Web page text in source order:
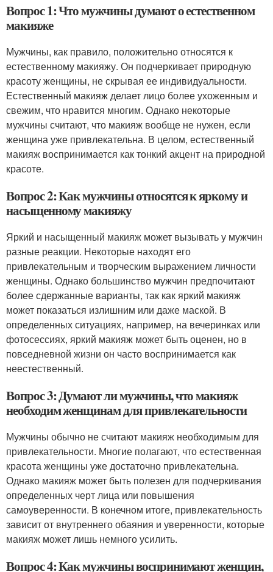
Вопрос 1: Что мужчины думают о естественном
макияже
Мужчины, как правило, положительно относятся к
естественному макияжу. Он подчеркивает природную
красоту женщины, не скрывая ее индивидуальности.
Естественный макияж делает лицо более ухоженным и
свежим, что нравится многим. Однако некоторые
мужчины считают, что макияж вообще не нужен, если
женщина уже привлекательна. В целом, естественный
макияж воспринимается как тонкий акцент на природной
красоте.
Вопрос 2: Как мужчины относятся к яркому и
насыщенному макияжу
Яркий и насыщенный макияж может вызывать у мужчин
разные реакции. Некоторые находят его
привлекательным и творческим выражением личности
женщины. Однако большинство мужчин предпочитают
более сдержанные варианты, так как яркий макияж
может показаться излишним или даже маской. В
определенных ситуациях, например, на вечеринках или
фотосессиях, яркий макияж может быть оценен, но в
повседневной жизни он часто воспринимается как
неестественный.
Вопрос 3: Думают ли мужчины, что макияж
необходим женщинам для привлекательности
Мужчины обычно не считают макияж необходимым для
привлекательности. Многие полагают, что естественная
красота женщины уже достаточно привлекательна.
Однако макияж может быть полезен для подчеркивания
определенных черт лица или повышения
самоуверенности. В конечном итоге, привлекательность
зависит от внутреннего обаяния и уверенности, которые
макияж может лишь немного усилить.
Вопрос 4: Как мужчины воспринимают женщин,